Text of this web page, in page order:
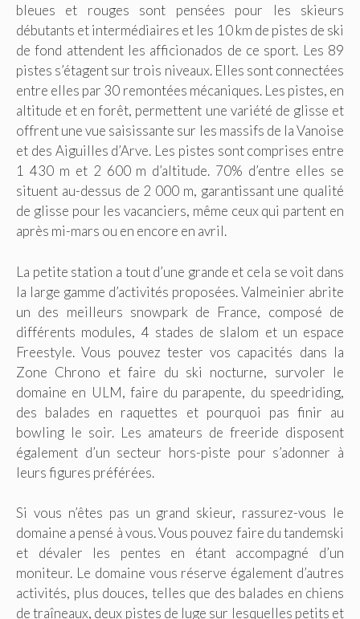
bleues et rouges sont pensées pour les skieurs
débutants et intermédiaires et les 10 km de pistes de ski
de fond attendent les afficionados de ce sport. Les 89
pistes s’étagent sur trois niveaux. Elles sont connectées
entre elles par 30 remontées mécaniques. Les pistes, en
altitude et en forêt, permettent une variété de glisse et
offrent une vue saisissante sur les massifs de la Vanoise
et des Aiguilles d’Arve. Les pistes sont comprises entre
1 430 m et 2 600 m d’altitude. 70% d’entre elles se
situent au-dessus de 2 000 m, garantissant une qualité
de glisse pour les vacanciers, même ceux qui partent en
après mi-mars ou en encore en avril.
La petite station a tout d’une grande et cela se voit dans
la large gamme d’activités proposées. Valmeinier abrite
un des meilleurs snowpark de France, composé de
différents modules, 4 stades de slalom et un espace
Freestyle. Vous pouvez tester vos capacités dans la
Zone Chrono et faire du ski nocturne, survoler le
domaine en ULM, faire du parapente, du speedriding,
des balades en raquettes et pourquoi pas finir au
bowling le soir. Les amateurs de freeride disposent
également d’un secteur hors-piste pour s’adonner à
leurs figures préférées.
Si vous n’êtes pas un grand skieur, rassurez-vous le
domaine a pensé à vous. Vous pouvez faire du tandemski
et dévaler les pentes en étant accompagné d’un
moniteur. Le domaine vous réserve également d’autres
activités, plus douces, telles que des balades en chiens
de traîneaux, deux pistes de luge sur lesquelles petits et